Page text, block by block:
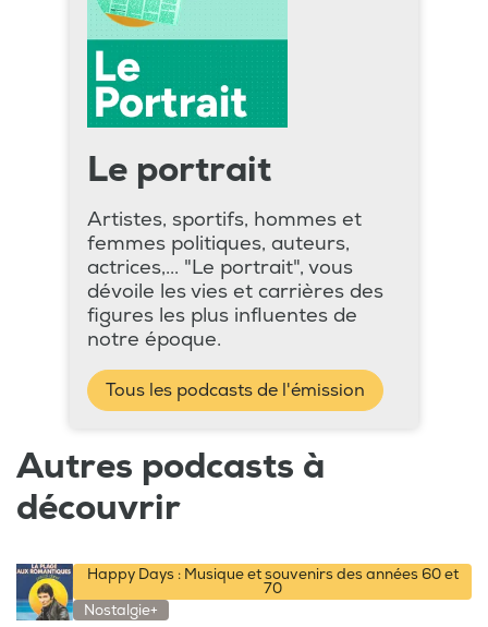
Le portrait
Artistes, sportifs, hommes et
femmes politiques, auteurs,
actrices,... "Le portrait", vous
dévoile les vies et carrières des
figures les plus influentes de
notre époque.
Tous les podcasts de l'émission
Autres podcasts à
découvrir
Happy Days : Musique et souvenirs des années 60 et
70
Nostalgie+